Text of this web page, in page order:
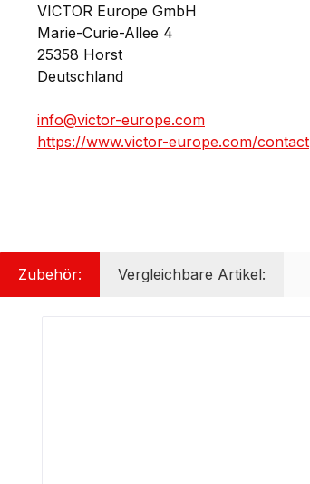
VICTOR Europe GmbH
Marie-Curie-Allee 4
25358 Horst
Deutschland
info@victor-europe.com
https://www.victor-europe.com/contact
Zubehör: Vergleichbare Artikel: